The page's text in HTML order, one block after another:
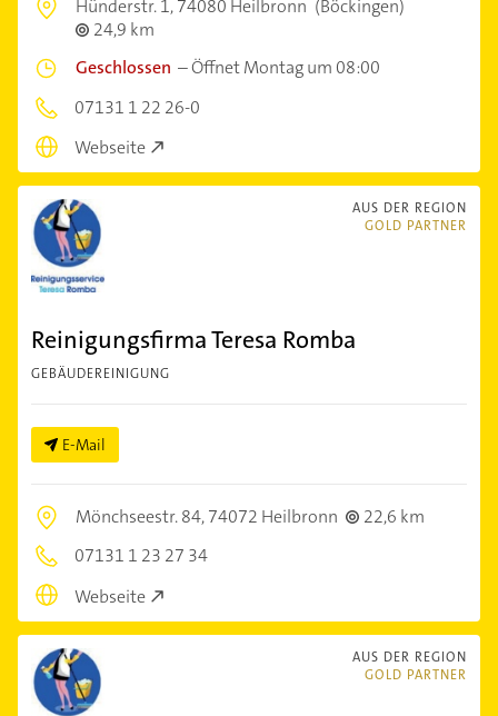
Hünderstr. 1,74080 Heilbronn (Böckingen)
24,9 km
Geschlossen –Öffnet Montag um 08:00
07131 1 22 26-0
Webseite
AUS DER REGION
GOLD PARTNER
Reinigungsfirma Teresa Romba
GEBÄUDEREINIGUNG
E-Mail
Mönchseestr. 84,74072 Heilbronn
22,6 km
07131 1 23 27 34
Webseite
AUS DER REGION
GOLD PARTNER